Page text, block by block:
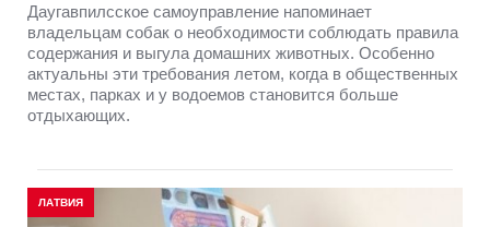
Даугавпилсское самоуправление напоминает
владельцам собак о необходимости соблюдать правила
содержания и выгула домашних животных. Особенно
актуальны эти требования летом, когда в общественных
местах, парках и у водоемов становится больше
отдыхающих.
ЛАТВИЯ